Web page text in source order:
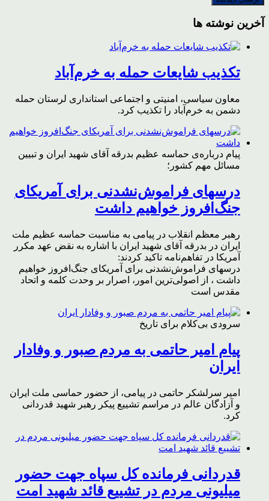
آخرین نوشته ها
تکذیب شایعات حمله به خرم‌آباد
معاون سیاسی، امنیتی و اجتماعی استانداری لرستان حمله
دشمن به خرم‌آباد را تکذیب کرد.
پیام درباره‌ی حماسه عظیم بدرقه آقای شهید ایران و تبیین
مسائل مهم کشور؛
درسهای فراموش‌نشدنی برای آمریکای
جنگ‌افروز خواهیم داشت
رهبر معظم انقلاب در پیامی به مناسبت حماسه عظیم ملت
ایران در بدرقه آقای شهید ایران با اشاره به نقض عهد مکرر
آمریکا در تفاهم‌نامه تاکید کردند:
درسهای فراموش‌نشدنی برای آمریکای جنگ‌افروز خواهیم
داشت ، از اصولی‌ترین امور، اصرار بر وحدت کلمه و اتحاد
مقدس است
سرودی بی‌کلام برای تاریخ
پیام امیر حاتمی به مردم صبور و وفادار
ایران
امیر سرلشکر حاتمی در پیامی، از حضور حماسی ملت ایران
و آزادگان عالم در مراسم تشییع پیکر رهبر شهید قدردانی
کرد.
قدردانی فرمانده کل سپاه جهت حضور
میلیونی مردم در تشییع قائد شهید امت